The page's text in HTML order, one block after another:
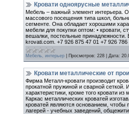
Кровати одноярусные
Мебель – важный элемент интерьера.
массового посещения типа школ,
сегменте. Она обладает хорошими
мебели для покупки оптом: • кровати,
вешалки, постельные принадлежности.
krovati.com. +7 926 875 47 01 +7 926 786
Мебель, интерьер Просмотров: 228 Дата:
Кровати металлические от
Фирма Металл-кровати производит
прокатной пружиной и сварной
характеристики, кроме того кровати
Каркас металлических кроватей
кроватей являются основанием, чтобы
лагерей - учебных заведений,